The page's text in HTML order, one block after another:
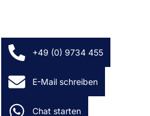
Datenschutzerklärung
+49 (0) 9734 455
E-Mail schreiben
Chat starten